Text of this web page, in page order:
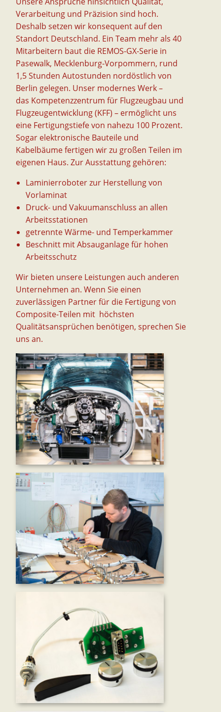
Verarbeitung und Präzision sind hoch.
Deshalb setzen wir konsequent auf den
Standort Deutschland. Ein Team mehr als 40
Mitarbeitern baut die REMOS-GX-Serie in
Pasewalk, Mecklenburg-Vorpommern, rund
1,5 Stunden Autostunden nordöstlich von
Berlin gelegen. Unser modernes Werk –
das Kompetenzzentrum für Flugzeugbau und
Flugzeugentwicklung (KFF) – ermöglicht uns
eine Fertigungstiefe von nahezu 100 Prozent.
Sogar elektronische Bauteile und
Kabelbäume fertigen wir zu großen Teilen im
eigenen Haus. Zur Ausstattung gehören:
Laminierroboter zur Herstellung von
Vorlaminat
Druck- und Vakuumanschluss an allen
Arbeitsstationen
getrennte Wärme- und Temperkammer
Beschnitt mit Absauganlage für hohen
Arbeitsschutz
Wir bieten unsere Leistungen auch anderen
Unternehmen an. Wenn Sie einen
zuverlässigen Partner für die Fertigung von
Composite-Teilen mit höchsten
Qualitätsansprüchen benötigen, sprechen Sie
uns an.